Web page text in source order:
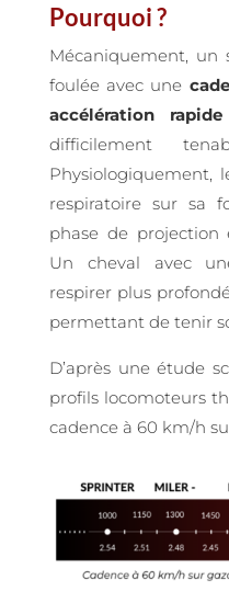
Pourquoi ?
Mécaniquement, un
foulée avec une
accélération rapide
difficilement
Physiologiquement,
respiratoire sur sa
phase de projection
Un cheval avec
respirer plus
permettant de tenir
D’après une étude
profils locomoteurs
cadence à 60 km/h